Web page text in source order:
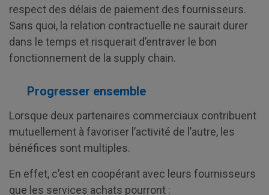
respect des délais de paiement des fournisseurs.
Sans quoi, la relation contractuelle ne saurait durer
dans le temps et risquerait d’entraver le bon
fonctionnement de la supply chain.
Progresser ensemble
Lorsque deux partenaires commerciaux contribuent
mutuellement à favoriser l’activité de l’autre, les
bénéfices sont multiples.
En effet, c’est en coopérant avec leurs fournisseurs
que les services achats pourront :